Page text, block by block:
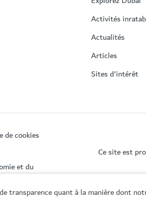
transparence quant à la manière dont
Activités
Actualités
Articles
Sites d'intérêt
de cookies
et du
Ce site est